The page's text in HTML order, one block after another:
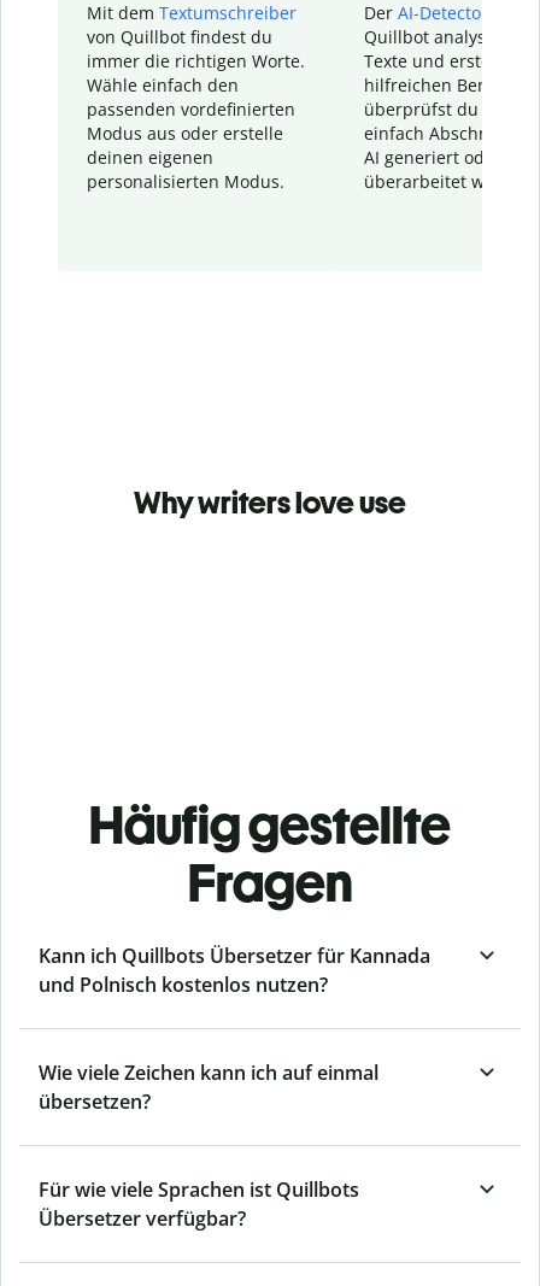
Mit dem Textumschreiber
von Quillbot findest du
immer die richtigen Worte.
Wähle einfach den
passenden vordefinierten
Modus aus oder erstelle
deinen eigenen
personalisierten Modus.
Der AI-Detector
Quillbot analysiert
Texte und erstellt
hilfreichen Bericht.
überprüfst du
einfach Abschnitte,
AI generiert oder
überarbeitet wurden.
Why writers love use
Häufig gestellte
Fragen
Kann ich Quillbots Übersetzer für Kannada
und Polnisch kostenlos nutzen?
Wie viele Zeichen kann ich auf einmal
übersetzen?
Für wie viele Sprachen ist Quillbots
Übersetzer verfügbar?